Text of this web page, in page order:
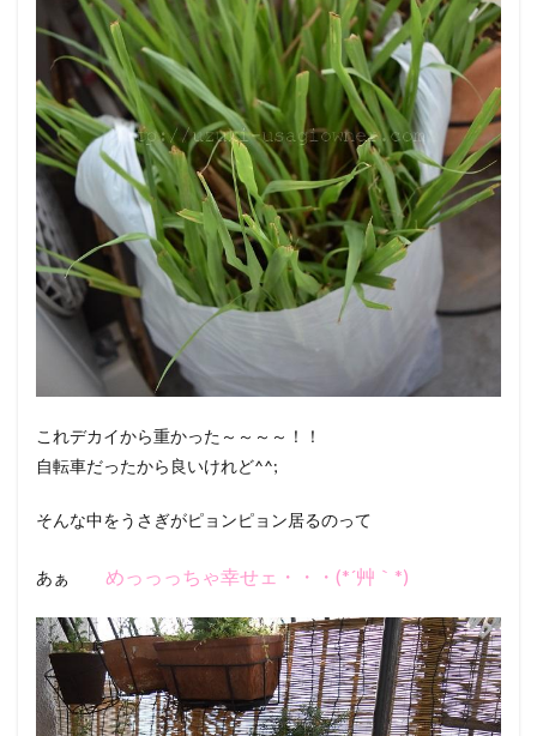
これデカイから重かった～～～～！！
自転車だったから良いけれど^^;
そんな中をうさぎがピョンピョン居るのって
あぁ めっっっちゃ幸せェ・・・(*´艸｀*)